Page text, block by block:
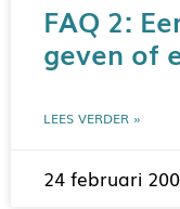
FAQ 2:
geven of
LEES VERDER »
24 februari